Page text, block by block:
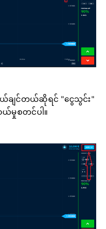
ချင်တယ်ဆိုရင် "ငွေသွင်း"
ယ်မှုစတင်ပါ။